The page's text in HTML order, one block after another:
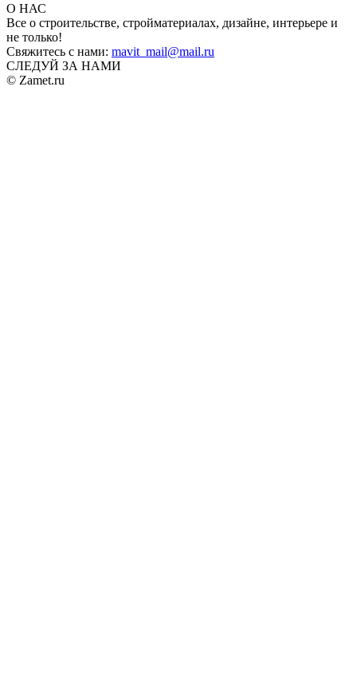
О НАС
Все о строительстве, стройматериалах, дизайне, интерьере и
не только!
Свяжитесь с нами: mavit_mail@mail.ru
СЛЕДУЙ ЗА НАМИ
© Zamet.ru